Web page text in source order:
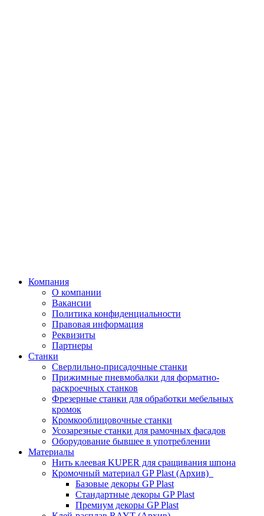
Компания
О компании
Вакансии
Политика конфиденциальности
Правовая информация
Реквизиты
Партнеры
Станки
Сверлильно-присадочные станки
Прижимные пневмобалки для форматно-
раскроечных станков
Фрезерные станки для обработки мебельных
кромок
Кромкооблицовочные станки
Усозарезные станки для рамочных фасадов
Оборудование бывшее в употреблении
Материалы
Нить клеевая KUPER для сращивания шпона
Кромочный материал GP Plast (Архив)
Базовые декоры GP Plast
Стандартные декоры GP Plast
Премиум декоры GP Plast